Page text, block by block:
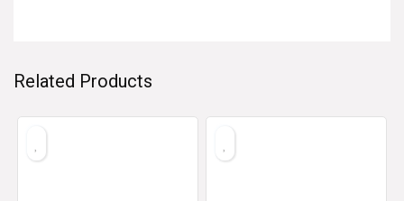
Related Products